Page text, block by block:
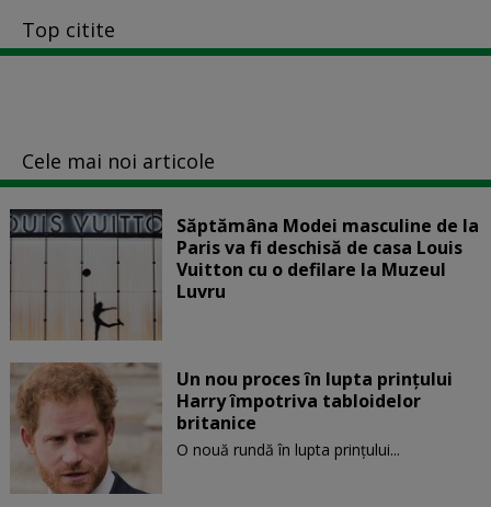
Top citite
Cele mai noi articole
Săptămâna Modei masculine de la
Paris va fi deschisă de casa Louis
Vuitton cu o defilare la Muzeul
Luvru
Un nou proces în lupta prinţului
Harry împotriva tabloidelor
britanice
O nouă rundă în lupta prinţului...